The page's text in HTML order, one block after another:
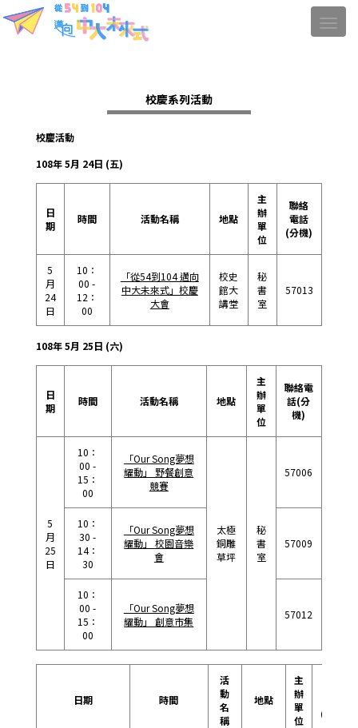
校慶系列活動
校慶活動
108年 5月 24日 (五)
日
期
時間 活動名稱 地點
主
辦
單
位
聯絡
電話
(分機)
5
月
24
日
10：
00 -
12：
00
「從54到104 邁向
中大未來式」校慶
大會
校史
館大
講堂
秘
書
室
57013
108年 5月 25日 (六)
日
期
時間 活動名稱 地點
主
辦
單
位
聯絡電
話(分
機)
5
月
25
日
10：
00 -
15：
00
「Our Song夢想
耀動」 野餐創意
競賽
太極
銅雕
草坪
秘
書
室
57006
10：
30 -
14：
30
「Our Song夢想
耀動」 校園音樂
會
57009
10：
00 -
15：
00
「Our Song夢想
耀動」 創意市集
57012
日期 時間
活
動
名
稱
地點
主
辦
單
位
(分機)